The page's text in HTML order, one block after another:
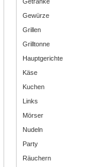
Gewürze
Grillen
Grilltonne
Hauptgerichte
Käse
Kuchen
Links
Mörser
Nudeln
Party
Räuchern